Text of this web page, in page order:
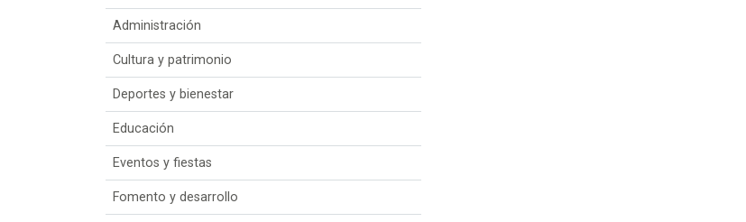
Administración
Cultura y patrimonio
Deportes y bienestar
Educación
Eventos y fiestas
Fomento y desarrollo